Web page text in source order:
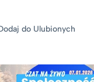
do Ulubionych